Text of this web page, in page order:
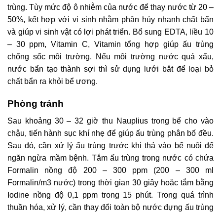
trùng. Tùy mức độ ô nhiễm của nước để thay nước từ 20 –
50%, kết hợp với vi sinh nhằm phân hủy nhanh chất bẩn
và giúp vi sinh vật có lợi phát triển. Bổ sung EDTA, liều 10
– 30 ppm, Vitamin C, Vitamin tổng hợp giúp ấu trùng
chống sốc môi trường. Nếu môi trường nước quá xấu,
nước bẩn tạo thành sợi thì sử dụng lưới bắt để loại bỏ
chất bẩn ra khỏi bể ương.
Phòng tránh
Sau khoảng 30 – 32 giờ thu Nauplius trong bể cho vào
chậu, tiến hành sục khí nhẹ để giúp ấu trùng phân bố đều.
Sau đó, cần xử lý ấu trùng trước khi thả vào bể nuôi để
ngăn ngừa mầm bệnh. Tắm ấu trùng trong nước có chứa
Formalin nồng độ 200 – 300 ppm (200 – 300 ml
Formalin/m3 nước) trong thời gian 30 giây hoặc tắm bằng
Iodine nồng độ 0,1 ppm trong 15 phút. Trong quá trình
thuần hóa, xử lý, cần thay đổi toàn bộ nước đựng ấu trùng